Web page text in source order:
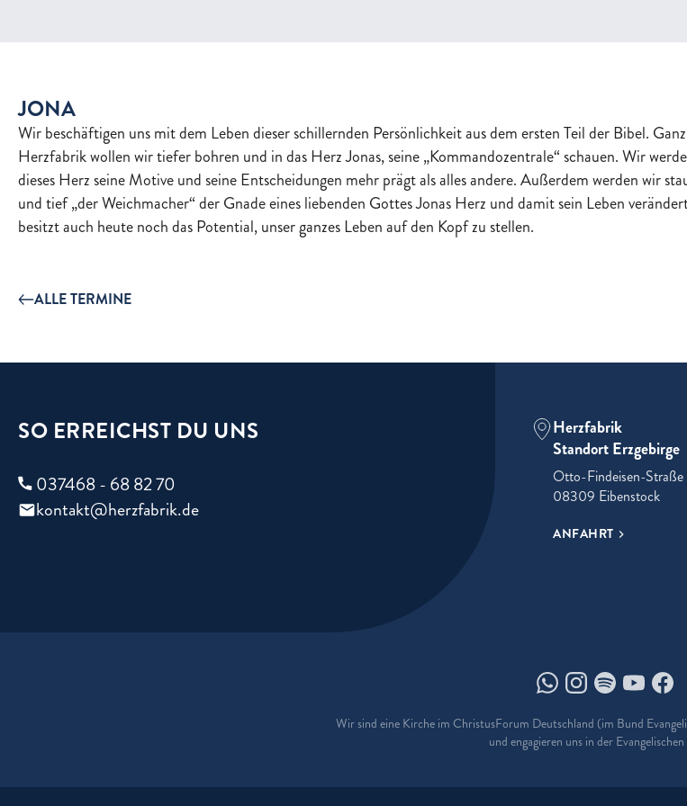
JONA
Wir beschäftigen uns mit dem Leben dieser schillernden Persönlichkeit aus dem ersten Teil der Bibel.
Herzfabrik wollen wir tiefer bohren und in das Herz Jonas, seine „Kommandozentrale“ schauen. Wir
dieses Herz seine Motive und seine Entscheidungen mehr prägt als alles andere. Außerdem werden wir
und tief „der Weichmacher“ der Gnade eines liebenden Gottes Jonas Herz und damit sein Leben
besitzt auch heute noch das Potential, unser ganzes Leben auf den Kopf zu stellen.
ALLE TERMINE
SO ERREICHST DU UNS
037468 - 68 82 70
kontakt@herzfabrik.de
Herzfabrik
Standort Erzgebirge
Otto-Findeisen-Straße
08309 Eibenstock
ANFAHRT
Herzfabrik auf
Herzfabrik auf
Herzfabrik
Wir sind eine Kirche im ChristusForum Deutschland (im Bund
und engagieren uns in der